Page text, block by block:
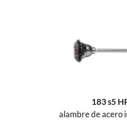
183 s5
alambre de acero